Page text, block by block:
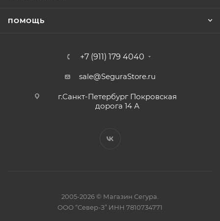
ПОМОЩЬ
+7 (911) 179 4040
sale@SeguraStore.ru
г.Санкт-Петербург Покровская
дорога 14 А
2005-2026 © Магазин Сегура.
ООО “Север-З” ИНН 7810734771